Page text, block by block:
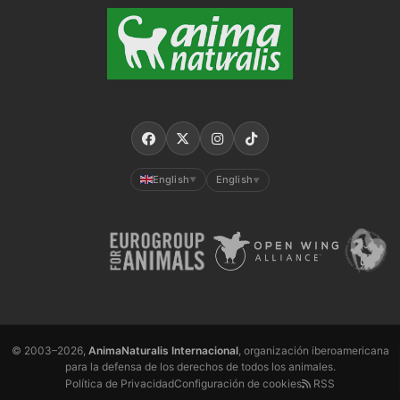
English ▼ English ▼
© 2003–2026, AnimaNaturalis Internacional, organización iberoamericana
para la defensa de los derechos de todos los animales.
Política de PrivacidadConfiguración de cookies RSS